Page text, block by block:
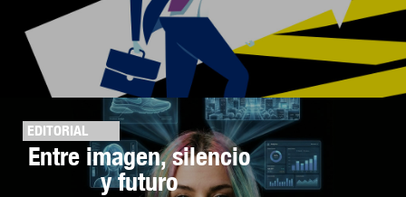
EDITORIAL
Entre imagen, silencio
y futuro